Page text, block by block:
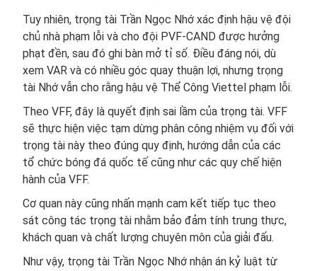
Tuy nhiên, trọng tài Trần Ngọc Nhớ xác định hậu vệ đội
chủ nhà phạm lỗi và cho đội PVF-CAND được hưởng
phạt đền, sau đó ghi bàn mở tỉ số. Điều đáng nói, dù
xem VAR và có nhiều góc quay thuận lợi, nhưng trọng
tài Nhớ vẫn cho rằng hậu vệ Thể Công Viettel phạm lỗi.
Theo VFF, đây là quyết định sai lầm của trọng tài. VFF
sẽ thực hiện việc tạm dừng phân công nhiệm vụ đối với
trọng tài này theo đúng quy định, hướng dẫn của các
tổ chức bóng đá quốc tế cũng như các quy chế hiện
hành của VFF.
Cơ quan này cũng nhấn mạnh cam kết tiếp tục theo
sát công tác trọng tài nhằm bảo đảm tính trung thực,
khách quan và chất lượng chuyên môn của giải đấu.
Như vậy, trọng tài Trần Ngọc Nhớ nhận án kỷ luật từ